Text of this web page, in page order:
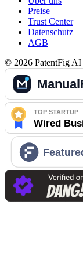
Preise
Trust Center
Datenschutz
AGB
© 2026 PatentFig AI